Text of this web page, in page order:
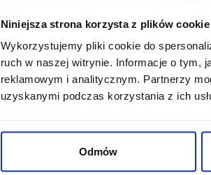
Niniejsza strona korzysta z plików cookie
Wykorzystujemy pliki cookie do
ruch w naszej witrynie. Informacje o tym,
reklamowym i analitycznym. Partnerzy
uzyskanymi podczas korzystania z ich
Odmów